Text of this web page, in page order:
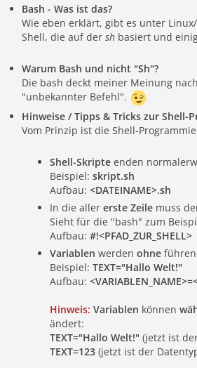
Bash - Was ist das?
Wie eben erklärt, gibt es unter
Shell, die auf der sh basiert und
Warum Bash und nicht "Sh"?
Die bash deckt meiner Meinung
"unbekannter Befehl".
Hinweise / Tipps & Tricks zur Shell-
Vom Prinzip ist die Shell-
Shell-Skripte enden
Beispiel: skript.sh
Aufbau: <DATEINAME>.sh
In die aller erste Zeile muss
Sieht für die "bash" zum
Aufbau: #!<PFAD_ZUR_SHELL>
Variablen werden ohne
Beispiel: TEXT="Hallo Welt!"
Aufbau:
Hinweis: Variablen können
ändert:
TEXT="Hallo Welt!" (jetzt ist
TEXT=123 (jetzt ist der